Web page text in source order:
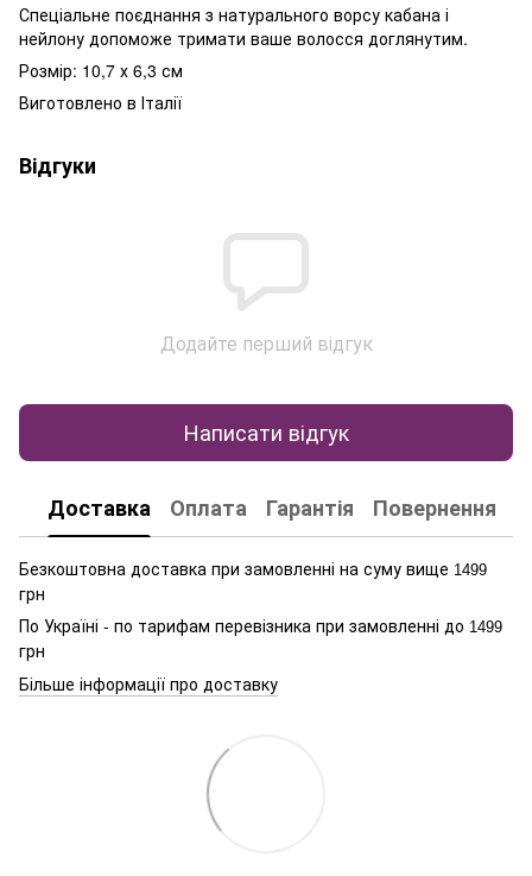
Спеціальне поєднання з натурального ворсу кабана і
нейлону допоможе тримати ваше волосся доглянутим.
Розмір: 10,7 х 6,3 см
Виготовлено в Італії
Відгуки
Додайте перший відгук
Написати відгук
Доставка Оплата Гарантія Повернення
Безкоштовна доставка при замовленні на суму вище 1499
грн
По Україні - по тарифам перевізника при замовленні до 1499
грн
Більше інформації про доставку